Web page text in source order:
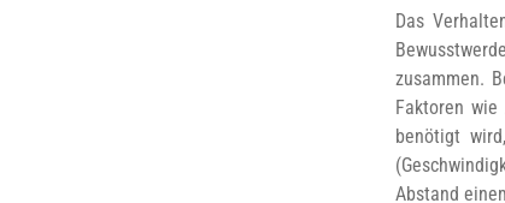
Das
zusammen.
Faktoren
benötigt
Abstand